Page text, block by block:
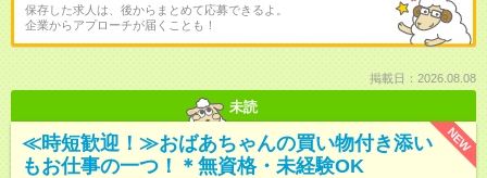
保存した求人は、後からまとめて応募できるよ。
企業からアプローチが届くことも！
掲載日：2026.08.08
未読
NEW
≪時短歓迎！≫おばあちゃんの買い物付き添い
もお仕事の一つ！＊無資格・未経験OK